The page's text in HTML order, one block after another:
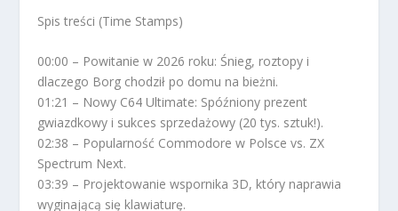
Spis treści (Time Stamps)
00:00 – Powitanie w 2026 roku: Śnieg, roztopy i
dlaczego Borg chodził po domu na bieżni.
01:21 – Nowy C64 Ultimate: Spóźniony prezent
gwiazdkowy i sukces sprzedażowy (20 tys. sztuk!).
02:38 – Popularność Commodore w Polsce vs. ZX
Spectrum Next.
03:39 – Projektowanie wspornika 3D, który naprawia
wyginającą się klawiaturę.